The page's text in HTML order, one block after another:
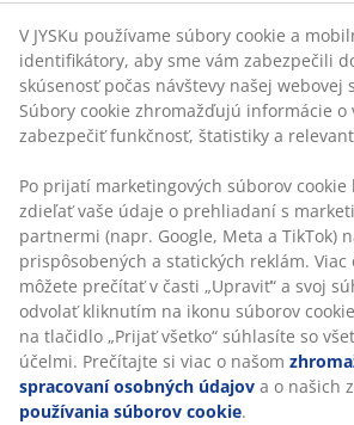
V JYSKu používame súbory cookie a
identifikátory, aby sme vám zabezpečili
skúsenosť počas návštevy našej webovej
Súbory cookie zhromažďujú informácie o
zabezpečiť funkčnosť, štatistiky a
Po prijatí marketingových súborov cookie
zdieľať vaše údaje o prehliadaní s
partnermi (napr. Google, Meta a TikTok)
prispôsobených a statických reklám. Viac
môžete prečítať v časti „Upraviť“ a svoj
odvolať kliknutím na ikonu súborov
na tlačidlo „Prijať všetko“ súhlasíte so
účelmi. Prečítajte si viac o našom
spracovaní osobných údajov a o našich
používania súborov cookie.